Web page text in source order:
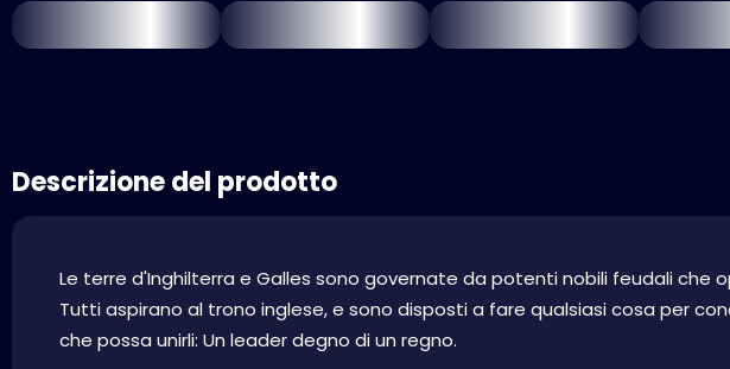
Descrizione del prodotto
Le terre d'Inghilterra e Galles sono governate da potenti nobili feudali che
Tutti aspirano al trono inglese, e sono disposti a fare qualsiasi cosa per
che possa unirli: Un leader degno di un regno.